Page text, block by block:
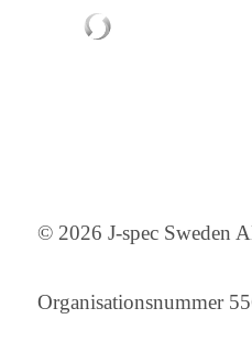
© 2026 J-spec Sweden
Organisationsnummer